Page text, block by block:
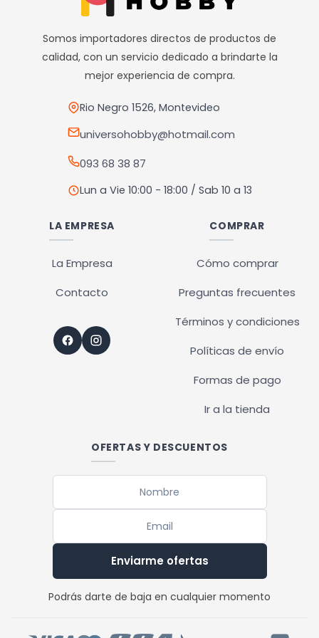
Somos importadores directos de productos de
calidad, con un servicio dedicado a brindarte la
mejor experiencia de compra.
Rio Negro 1526, Montevideo
universohobby@hotmail.com
093 68 38 87
Lun a Vie 10:00 - 18:00 / Sab 10 a 13
LA EMPRESA
La Empresa
Contacto
COMPRAR
Cómo comprar
Preguntas frecuentes
Términos y condiciones
Políticas de envío
Formas de pago
Ir a la tienda
OFERTAS Y DESCUENTOS
Enviarme ofertas
Podrás darte de baja en cualquier momento